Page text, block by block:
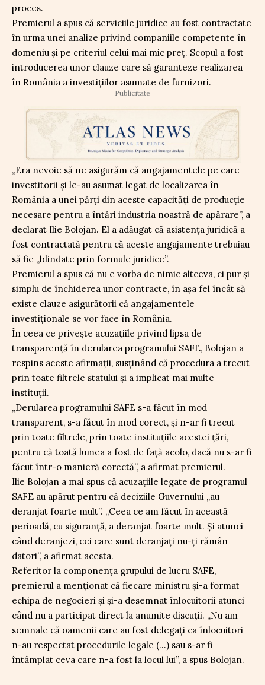
proces.
Premierul a spus că serviciile juridice au fost contractate
în urma unei analize privind companiile competente în
domeniu și pe criteriul celui mai mic preț. Scopul a fost
introducerea unor clauze care să garanteze realizarea
în România a investițiilor asumate de furnizori.
Publicitate
„Era nevoie să ne asigurăm că angajamentele pe care
investitorii și le-au asumat legat de localizarea în
România a unei părți din aceste capacități de producție
necesare pentru a întări industria noastră de apărare”, a
declarat Ilie Bolojan. El a adăugat că asistența juridică a
fost contractată pentru că aceste angajamente trebuiau
să fie „blindate prin formule juridice”.
Premierul a spus că nu e vorba de nimic altceva, ci pur și
simplu de închiderea unor contracte, în așa fel încât să
existe clauze asigurătorii că angajamentele
investiționale se vor face în România.
În ceea ce privește acuzațiile privind lipsa de
transparență în derularea programului SAFE, Bolojan a
respins aceste afirmații, susținând că procedura a trecut
prin toate filtrele statului și a implicat mai multe
instituții.
„Derularea programului SAFE s-a făcut în mod
transparent, s-a făcut în mod corect, și n-ar fi trecut
prin toate filtrele, prin toate instituțiile acestei țări,
pentru că toată lumea a fost de față acolo, dacă nu s-ar fi
făcut într-o manieră corectă”, a afirmat premierul.
Ilie Bolojan a mai spus că acuzațiile legate de programul
SAFE au apărut pentru că deciziile Guvernului „au
deranjat foarte mult”. „Ceea ce am făcut în această
perioadă, cu siguranță, a deranjat foarte mult. Și atunci
când deranjezi, cei care sunt deranjați nu-ți rămân
datori”, a afirmat acesta.
Referitor la componența grupului de lucru SAFE,
premierul a menționat că fiecare ministru și-a format
echipa de negocieri și și-a desemnat înlocuitorii atunci
când nu a participat direct la anumite discuții. „Nu am
semnale că oamenii care au fost delegați ca înlocuitori
n-au respectat procedurile legale (…) sau s-ar fi
întâmplat ceva care n-a fost la locul lui”, a spus Bolojan.